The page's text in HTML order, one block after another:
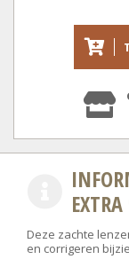
Deze zachte
en corrigeren